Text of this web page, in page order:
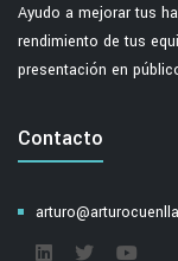
Ayudo a mejorar tus
rendimiento de tus
presentación en
Contacto